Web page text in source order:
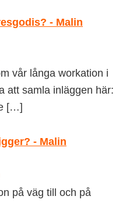
- Malin
vår långa workation i
att samla inläggen här:
[…]
- Malin
på väg till och på